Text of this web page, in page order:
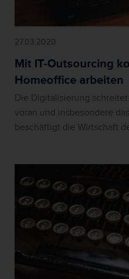
27.03.2020
Mit IT-Outsourcing
Homeoffice arbeiten
Die Digitalisierung
voran und insbesondere
beschäftigt die Wirtschaft